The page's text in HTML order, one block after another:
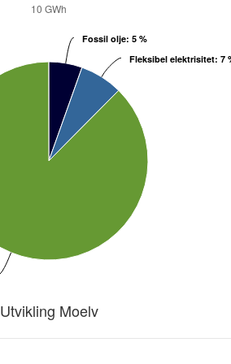
10 GWh
Fossil olje: 5 %
Fossil olje: 5 %
Fleksibel elektrisitet: 7
Fleksibel elektrisitet: 7
Utvikling Moelv